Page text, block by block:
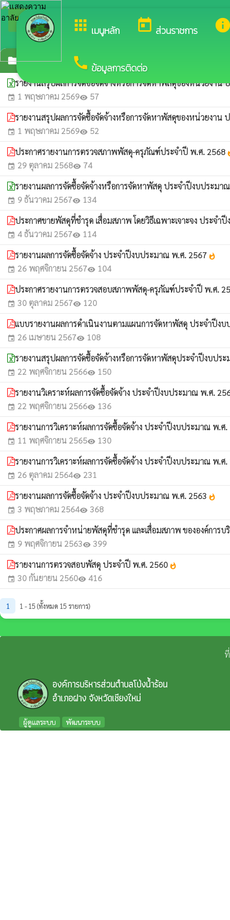
apps เมนูหลัก today ส่วนราชการ
call ข้อมูลการติดต่อ
arrow_back_iosกลับเมนูหลัก ยิน
folderรายงานผลการจัดซื้อจัดจ้างหรือการจัดหาพัสดุปร
รายงานสรุปผลการจัดซื้อจัดจ้างหรือการจัดหาพัสดุของหน่วยงา
event 1 พฤษภาคม 2569visibility 57
รายงานสรุปผลการจัดซื้อจัดจ้างหรือการจัดหาพัสดุของหน่วยงา
event 1 พฤษภาคม 2569visibility 52
ประกาศรายงานการตรวจสภาพพัสดุ-ครุภัณฑ์ประจำปี พ.ศ. 2568
event 29 ตุลาคม 2568visibility 74
รายงานผลการจัดซื้อจัดจ้างหรือการจัดหาพัสดุ ประจำปีงบประม
event 9 ธันวาคม 2567visibility 134
ประกาศขายพัสดุที่ชำรุด เสื่อมสภาพ โดยวิธีเฉพาะเจาะจง ประจ
event 4 ธันวาคม 2567visibility 114
รายงานผลการจัดซื้อจัดจ้าง ประจำปีงบประมาณ พ.ศ. 2567 whatshot
event 26 พฤศจิกายน 2567visibility 104
ประกาศรายงานการตรวจสอบสภาพพัสดุ-ครุภัณฑ์ประจำปี พ.ศ.
event 30 ตุลาคม 2567visibility 120
แบบรายงานผลการดำเนินงานตามแผนการจัดหาพัสดุ ประจำปี
event 26 เมษายน 2567visibility 108
รายงานสรุปผลการจัดซื้อจัดจ้างหรือการจัดหาพัสดุประจำปีงบปร
event 22 พฤศจิกายน 2566visibility 150
รายงานวิเคราะห์ผลการจัดซื้อจัดจ้าง ประจำปีงบประมาณ พ.ศ.
event 22 พฤศจิกายน 2566visibility 136
รายงานการวิเคราะห์ผลการจัดซื้อจัดจ้าง ประจำปีงบประมาณ พ.ศ
event 11 พฤศจิกายน 2565visibility 130
รายงานการวิเคราะห์ผลการจัดซื้อจัดจ้าง ประจำปีงบประมาณ พ.ศ
event 26 ตุลาคม 2564visibility 231
รายงานผลการจัดซื้อจัดจ้าง ประจำปีงบประมาณ พ.ศ. 2563 whatshot
event 3 พฤษภาคม 2564visibility 368
ประกาศผลการจำหน่ายพัสดุที่ชำรุด และเสื่อมสภาพ ขององค์การ
event 9 พฤศจิกายน 2563visibility 399
รายงานการตรวจสอบพัสดุ ประจำปี พ.ศ. 2560 whatshot
event 30 กันยายน 2560visibility 416
1 1 - 15 (ทั้งหมด 15 รายการ)
องค์การบริหารส่วนตำบลโป่งน้ำร้อน
อำเภอฝาง จังหวัดเชียงใหม่
ผู้ดูแลระบบ พัฒนาระบบ